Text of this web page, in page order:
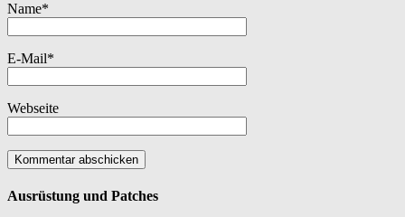
Name*
E-Mail*
Webseite
Ausrüstung und Patches